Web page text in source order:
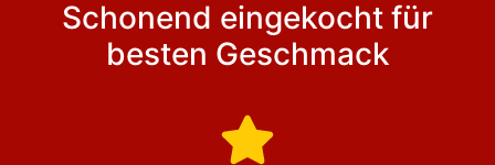
Schonend eingekocht für
besten Geschmack